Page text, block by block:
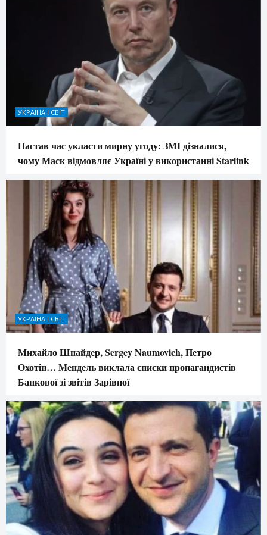
УКРАЇНА І СВІТ
Настав час укласти мирну угоду: ЗМІ дізналися,
чому Маск відмовляє Україні у використанні Starlink
УКРАЇНА І СВІТ
Михайло Шнайдер, Sergey Naumovich, Петро
Охотін… Мендель виклала списки пропагандистів
Банкової зі звітів Зарівної